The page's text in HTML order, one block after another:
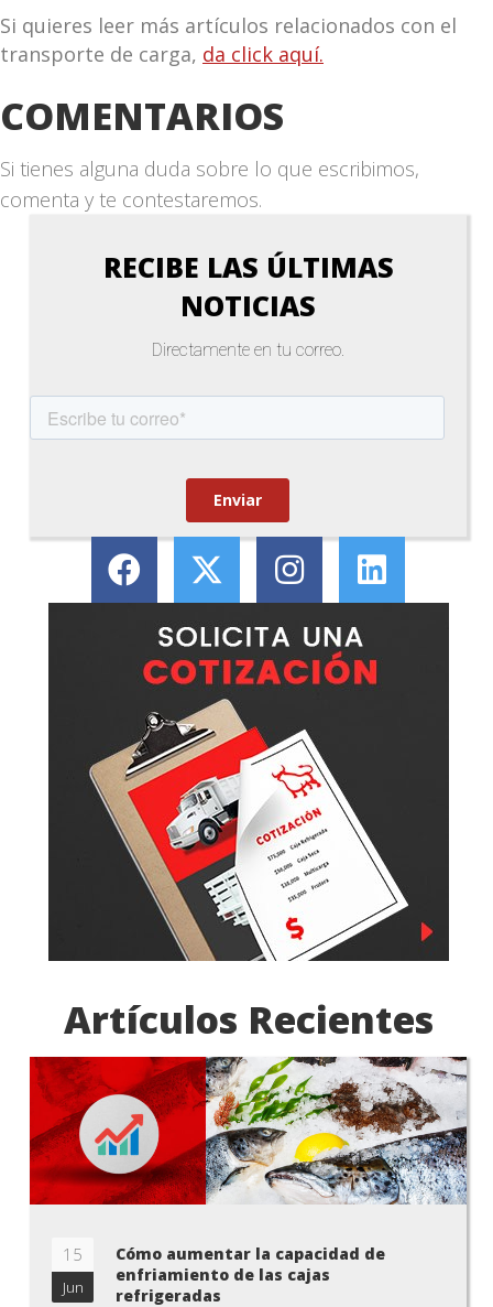
Si quieres leer más artículos relacionados con el
transporte de carga, da click aquí.
COMENTARIOS
Si tienes alguna duda sobre lo que escribimos,
comenta y te contestaremos.
RECIBE LAS ÚLTIMAS
NOTICIAS
Directamente en tu correo.
Artículos Recientes
15
Jun
Cómo aumentar la capacidad de
enfriamiento de las cajas
refrigeradas